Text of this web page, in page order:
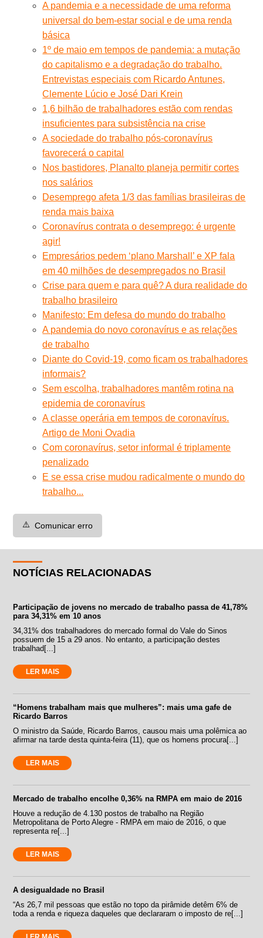
A pandemia e a necessidade de uma reforma
universal do bem-estar social e de uma renda
básica
1º de maio em tempos de pandemia: a mutação
do capitalismo e a degradação do trabalho.
Entrevistas especiais com Ricardo Antunes,
Clemente Lúcio e José Dari Krein
1,6 bilhão de trabalhadores estão com rendas
insuficientes para subsistência na crise
A sociedade do trabalho pós-coronavírus
favorecerá o capital
Nos bastidores, Planalto planeja permitir cortes
nos salários
Desemprego afeta 1/3 das famílias brasileiras de
renda mais baixa
Coronavírus contrata o desemprego: é urgente
agir!
Empresários pedem ‘plano Marshall’ e XP fala
em 40 milhões de desempregados no Brasil
Crise para quem e para quê? A dura realidade do
trabalho brasileiro
Manifesto: Em defesa do mundo do trabalho
A pandemia do novo coronavírus e as relações
de trabalho
Diante do Covid-19, como ficam os trabalhadores
informais?
Sem escolha, trabalhadores mantêm rotina na
epidemia de coronavírus
A classe operária em tempos de coronavírus.
Artigo de Moni Ovadia
Com coronavírus, setor informal é triplamente
penalizado
E se essa crise mudou radicalmente o mundo do
trabalho...
⚠️ Comunicar erro
NOTÍCIAS RELACIONADAS
Participação de jovens no mercado de trabalho passa de 41,78%
para 34,31% em 10 anos
34,31% dos trabalhadores do mercado formal do Vale do Sinos
possuem de 15 a 29 anos. No entanto, a participação destes
trabalhad[...]
LER MAIS
“Homens trabalham mais que mulheres”: mais uma gafe de
Ricardo Barros
O ministro da Saúde, Ricardo Barros, causou mais uma polêmica ao
afirmar na tarde desta quinta-feira (11), que os homens procura[...]
LER MAIS
Mercado de trabalho encolhe 0,36% na RMPA em maio de 2016
Houve a redução de 4.130 postos de trabalho na Região
Metropolitana de Porto Alegre - RMPA em maio de 2016, o que
representa re[...]
LER MAIS
A desigualdade no Brasil
“As 26,7 mil pessoas que estão no topo da pirâmide detêm 6% de
toda a renda e riqueza daqueles que declararam o imposto de re[...]